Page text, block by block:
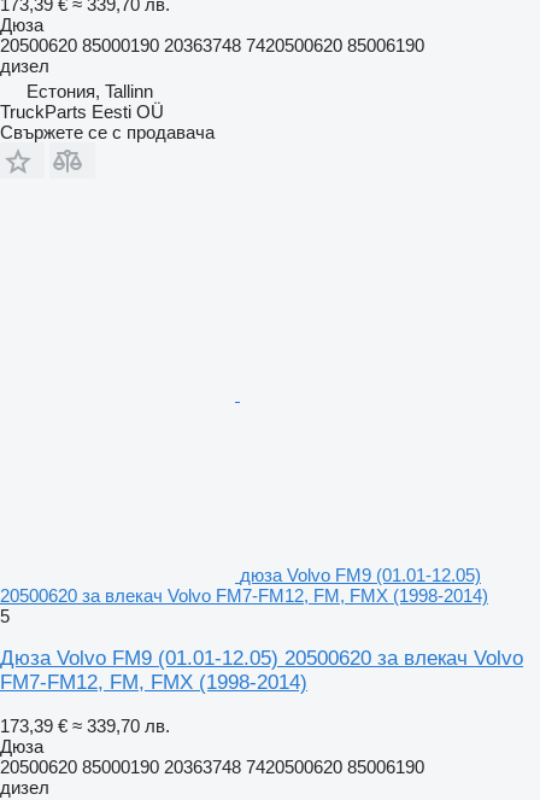
173,39 € ≈ 339,70 лв.
Дюза
20500620 85000190 20363748 7420500620 85006190
дизел
Естония, Tallinn
TruckParts Eesti OÜ
Свържете се с продавача
дюза Volvo FM9 (01.01-12.05)
20500620 за влекач Volvo FM7-FM12, FM, FMX (1998-2014)
5
Дюза Volvo FM9 (01.01-12.05) 20500620 за влекач Volvo
FM7-FM12, FM, FMX (1998-2014)
173,39 € ≈ 339,70 лв.
Дюза
20500620 85000190 20363748 7420500620 85006190
дизел